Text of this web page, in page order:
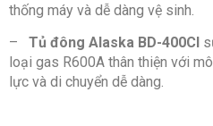
thống máy và dễ dàng vệ sinh.
– Tủ đông Alaska BD-400CI
loại gas R600A thân thiện với
lực và di chuyển dễ dàng.